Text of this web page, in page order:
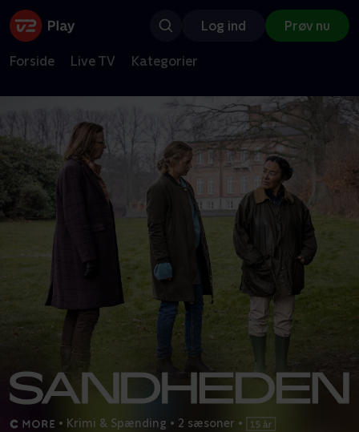
Log ind Prøv nu
Forside Live TV Kategorier
• Krimi & Spænding • 2 sæsoner •